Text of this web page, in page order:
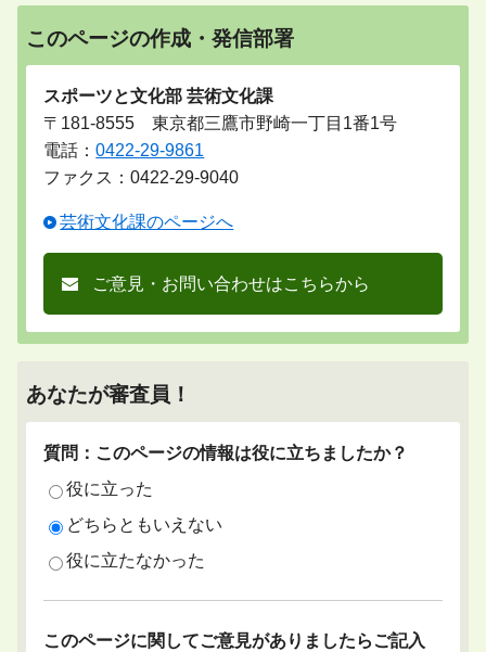
このページの作成・発信部署
スポーツと文化部 芸術文化課
〒181-8555 東京都三鷹市野崎一丁目1番1号
電話：0422-29-9861
ファクス：0422-29-9040
芸術文化課のページへ
ご意見・お問い合わせはこちらから
あなたが審査員！
質問：このページの情報は役に立ちましたか？
役に立った
どちらともいえない
役に立たなかった
このページに関してご意見がありましたらご記入